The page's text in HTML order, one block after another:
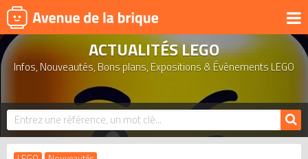
UNIVERS
PRODUITS DÉRIVÉS
NOUVEAUTÉS
LEGO 2026
BONS PLANS
ACTUALITÉS LEGO
Infos, Nouveautés, Bons plans, Expositions & Évènements LEGO